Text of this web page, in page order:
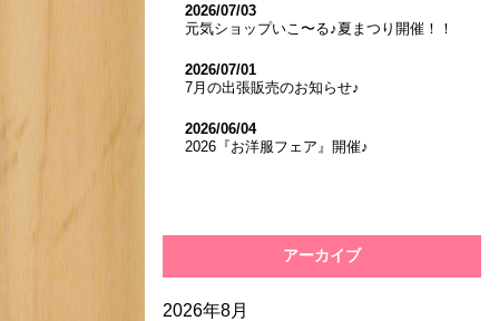
2026/07/03
元気ショップいこ〜る♪夏まつり開催！！
2026/07/01
7月の出張販売のお知らせ♪
2026/06/04
2026『お洋服フェア』開催♪
アーカイブ
2026年8月